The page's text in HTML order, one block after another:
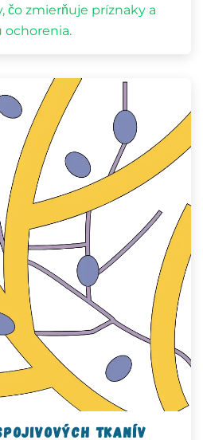
čo zmierňuje príznaky a
ochorenia.
tkanív